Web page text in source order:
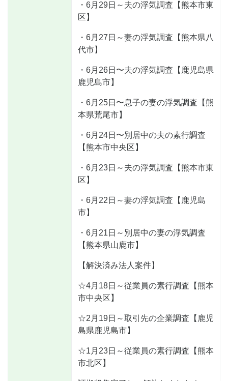
・6月29日～夫の浮気調査【熊本市東
区】
・6月27日～妻の浮気調査【熊本県八
代市】
・6月26日〜夫の浮気調査【鹿児島県
鹿児島市】
・6月25日〜息子の妻の浮気調査【熊
本県荒尾市】
・6月24日〜別居中の夫の素行調査
【熊本市中央区】
・6月23日～夫の浮気調査【熊本市東
区】
・6月22日～妻の浮気調査【鹿児島
市】
・6月21日～別居中の妻の浮気調査
【熊本県山鹿市】
【解決済み法人案件】
☆4月18日～従業員の素行調査【熊本
市中央区】
☆2月19日～取引先の企業調査【鹿児
島県鹿児島市】
☆1月23日～従業員の素行調査【熊本
市北区】